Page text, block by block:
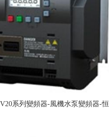
系列變頻器-風機水泵變頻器-恒